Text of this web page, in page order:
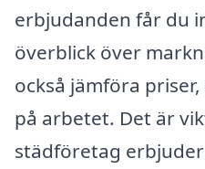
erbjudanden får du
överblick över
också jämföra
på arbetet. Det är
städföretag